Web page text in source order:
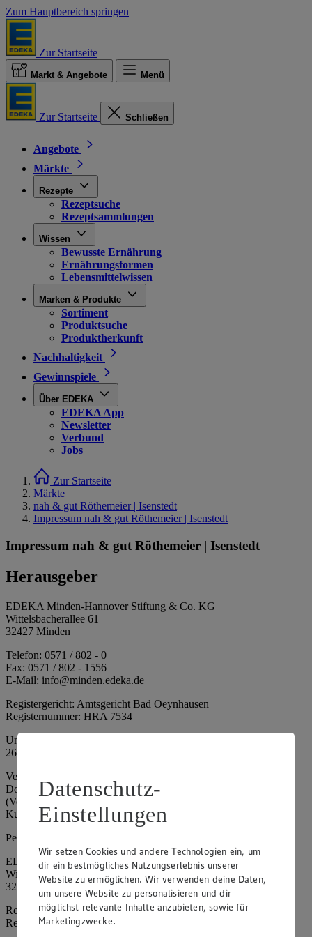
Zum Hauptbereich springen
Zur Startseite
Markt & Angebote Menü
Zur Startseite Schließen
Angebote
Märkte
Rezepte
Rezeptsuche
Rezeptsammlungen
Wissen
Bewusste Ernährung
Ernährungsformen
Lebensmittelwissen
Marken & Produkte
Sortiment
Produktsuche
Produktherkunft
Nachhaltigkeit
Gewinnspiele
Über EDEKA
EDEKA App
Newsletter
Verbund
Jobs
Zur Startseite
Märkte
nah & gut Röthemeier | Isenstedt
Impressum nah & gut Röthemeier | Isenstedt
Impressum nah & gut Röthemeier | Isenstedt
Herausgeber
EDEKA Minden-Hannover Stiftung & Co. KG
Wittelsbacherallee 61
32427 Minden
Telefon: 0571 / 802 - 0
Fax: 0571 / 802 - 1556
E-Mail: info@minden.edeka.de
Registergericht: Amtsgericht Bad Oeynhausen
Registernummer: HRA 7534
Umsatzsteuer-Identifikationsnummer gem. § 27a UStG: DE
266067317
Vertretungsberechtigte: Mark Rosenkranz (Sprecher), Eileen
Dominique Klingsiek (Vorstandsmitglied), Ulf-U. Plath
(Vorstandsmitglied), Stephan Wohler (Vorstandsmitglied), Marc
Kuhlmann (Aufsichtsratsvorsitzender)
Persönlich haftende Gesellschafterin:
EDEKA Minden-Hannover Holding GmbH
Wittelsbacherallee 61
32427 Minden
Registergericht: Amtsgericht Bad Oeynhausen
Registernummer: HRB 4086
Datenschutz-
Einstellungen
Wir setzen Cookies und andere Technologien ein, um
dir ein bestmögliches Nutzungserlebnis unserer
Website zu ermöglichen. Wir verwenden deine Daten,
um unsere Website zu personalisieren und dir
möglichst relevante Inhalte anzubieten, sowie für
Marketingzwecke.